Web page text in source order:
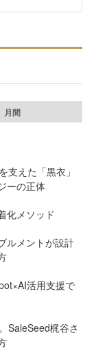
月間
支えた「黒衣」
ーの正体
化メソッド
ルメントが設計
活用支援で
SaleSeed梶谷さ